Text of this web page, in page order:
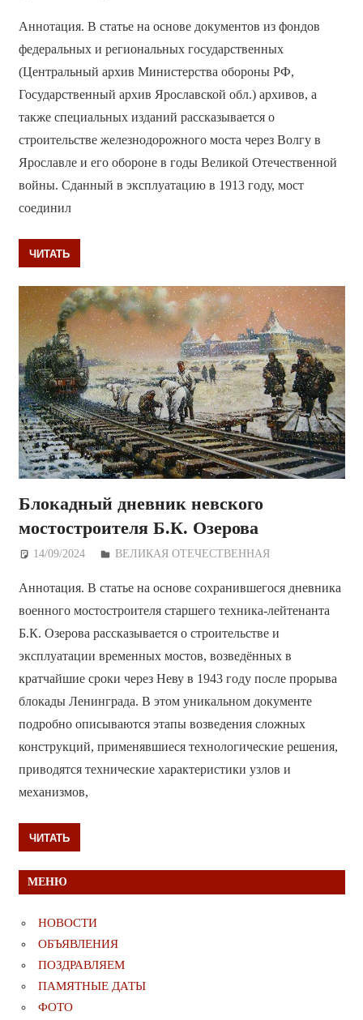
Аннотация. В статье на основе документов из фондов
федеральных и региональных государственных
(Центральный архив Министерства обороны РФ,
Государственный архив Ярославской обл.) архивов, а
также специальных изданий рассказывается о
строительстве железнодорожного моста через Волгу в
Ярославле и его обороне в годы Великой Отечественной
войны. Сданный в эксплуатацию в 1913 году, мост
соединил
ЧИТАТЬ
Блокадный дневник невского
мостостроителя Б.К. Озерова
14/09/2024 Дежурный по Редакции
ВЕЛИКАЯ ОТЕЧЕСТВЕННАЯ
Аннотация. В статье на основе сохранившегося дневника
военного мостостроителя старшего техника-лейтенанта
Б.К. Озерова рассказывается о строительстве и
эксплуатации временных мостов, возведённых в
кратчайшие сроки через Неву в 1943 году после прорыва
блокады Ленинграда. В этом уникальном документе
подробно описываются этапы возведения сложных
конструкций, применявшиеся технологические решения,
приводятся технические характеристики узлов и
механизмов,
ЧИТАТЬ
МЕНЮ
НОВОСТИ
ОБЪЯВЛЕНИЯ
ПОЗДРАВЛЯЕМ
ПАМЯТНЫЕ ДАТЫ
ФОТО